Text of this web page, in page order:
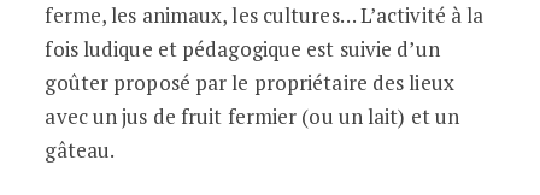
ferme, les animaux, les cultures… L’activité à la
fois ludique et pédagogique est suivie d’un
goûter proposé par le propriétaire des lieux
avec un jus de fruit fermier (ou un lait) et un
gâteau.